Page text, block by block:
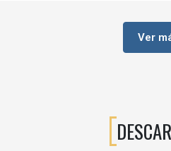
su comportamiento mecánico y su
valor visual al proyecto.
Ver